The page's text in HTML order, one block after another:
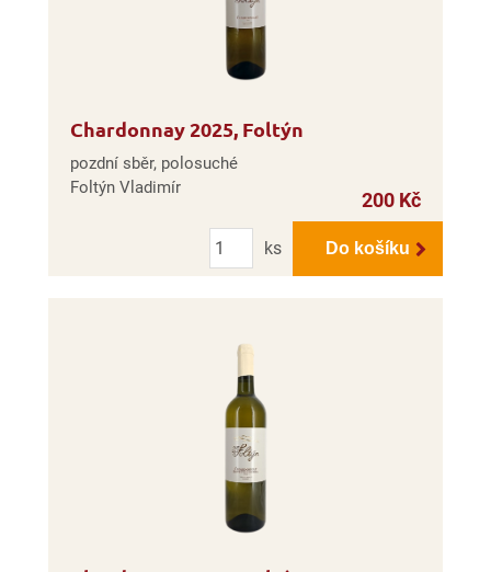
Chardonnay 2025, Foltýn
pozdní sběr, polosuché
Foltýn Vladimír
200 Kč
Počet
ks
Do košíku